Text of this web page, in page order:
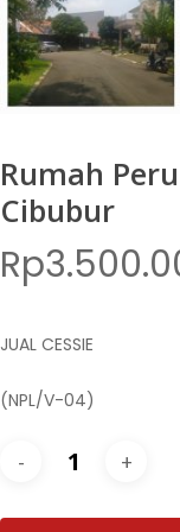
Rumah
Cibubur
Rp
JUAL CESSIE
(NPL/V-04)